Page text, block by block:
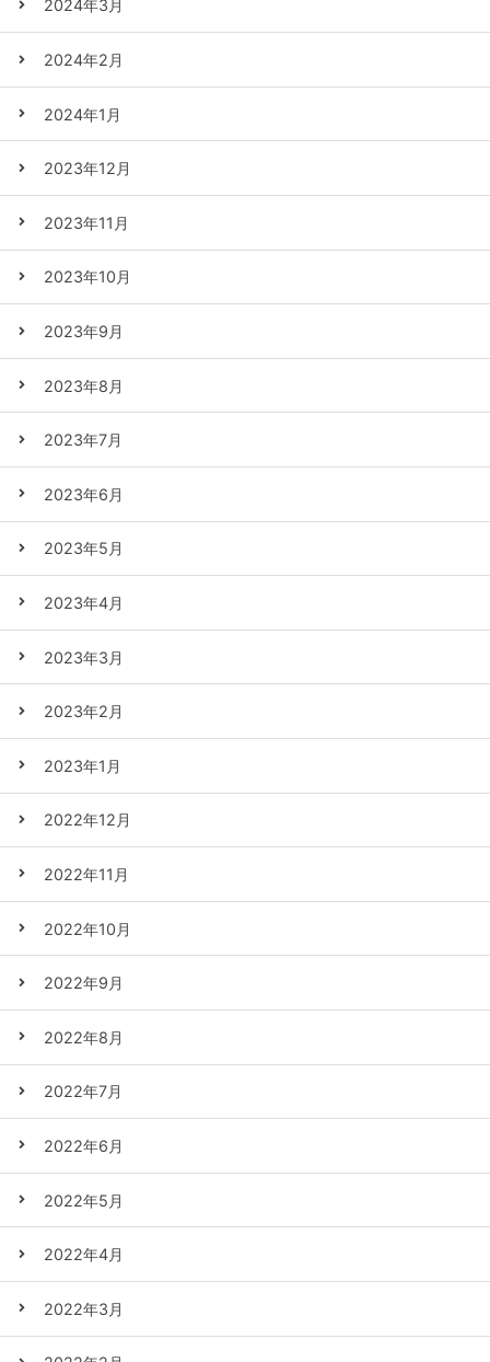
2024年3月
2024年2月
2024年1月
2023年12月
2023年11月
2023年10月
2023年9月
2023年8月
2023年7月
2023年6月
2023年5月
2023年4月
2023年3月
2023年2月
2023年1月
2022年12月
2022年11月
2022年10月
2022年9月
2022年8月
2022年7月
2022年6月
2022年5月
2022年4月
2022年3月